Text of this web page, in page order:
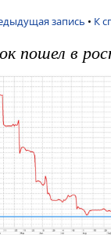
запись • К
пошел в